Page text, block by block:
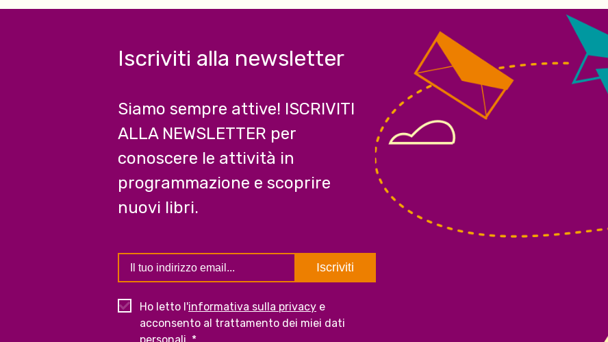
Iscriviti alla newsletter
Siamo sempre attive! ISCRIVITI
ALLA NEWSLETTER per
conoscere le attività in
programmazione e scoprire
nuovi libri.
Ho letto l'informativa sulla privacy e
acconsento al trattamento dei miei dati